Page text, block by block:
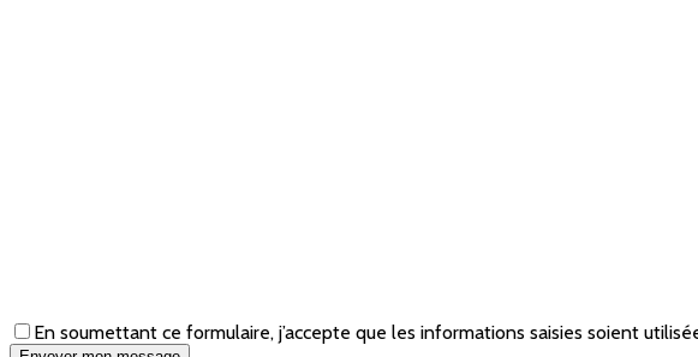
En soumettant ce formulaire, j’accepte que les informations saisies soient